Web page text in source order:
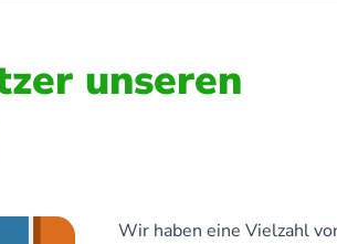
unseren
Wir haben eine Vielzahl